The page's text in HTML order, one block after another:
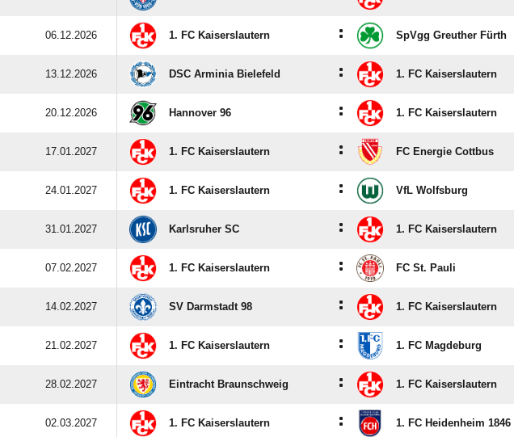
06.12.2026 1. FC Kaiserslautern : SpVgg Greuther Fürth
13.12.2026 DSC Arminia Bielefeld : 1. FC Kaiserslautern
20.12.2026 Hannover 96 : 1. FC Kaiserslautern
17.01.2027 1. FC Kaiserslautern : FC Energie Cottbus
24.01.2027 1. FC Kaiserslautern : VfL Wolfsburg
31.01.2027 Karlsruher SC : 1. FC Kaiserslautern
07.02.2027 1. FC Kaiserslautern : FC St. Pauli
14.02.2027 SV Darmstadt 98 : 1. FC Kaiserslautern
21.02.2027 1. FC Kaiserslautern : 1. FC Magdeburg
28.02.2027 Eintracht Braunschweig : 1. FC Kaiserslautern
02.03.2027 1. FC Kaiserslautern : 1. FC Heidenheim 1846